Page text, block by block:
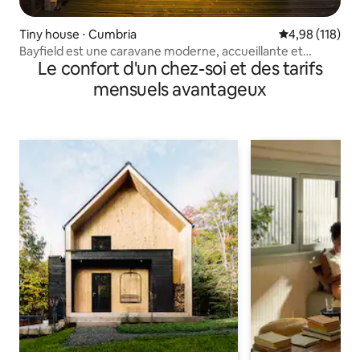
Tiny house ⋅ Cumbria Évaluation
4,98 (118)
Bayfield est une caravane moderne, accueillante et
confortable.
Le confort d'un chez-soi et des tarifs
mensuels avantageux